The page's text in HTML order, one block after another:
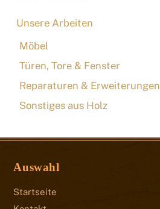
Unsere Arbeiten
Möbel
Türen, Tore & Fenster
Reparaturen & Erweiterungen
Sonstiges aus Holz
Auswahl
Startseite